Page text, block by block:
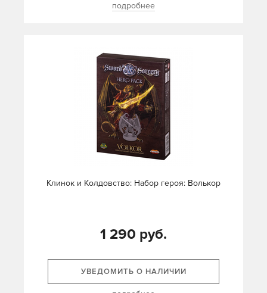
подробнее
Клинок и Колдовство: Набор героя: Волькор
1 290 руб.
УВЕДОМИТЬ О НАЛИЧИИ